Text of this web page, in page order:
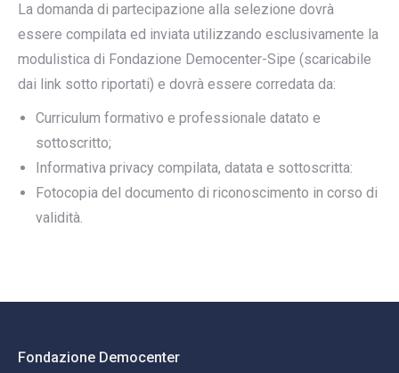
La domanda di partecipazione alla selezione dovrà
essere compilata ed inviata utilizzando esclusivamente la
modulistica di Fondazione Democenter-Sipe (scaricabile
dai link sotto riportati) e dovrà essere corredata da:
Curriculum formativo e professionale datato e
sottoscritto;
Informativa privacy compilata, datata e sottoscritta:
Fotocopia del documento di riconoscimento in corso di
validità.
Fondazione Democenter